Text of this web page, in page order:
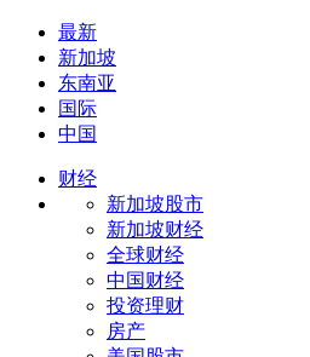
最新
新加坡
东南亚
国际
中国
财经
新加坡股市
新加坡财经
全球财经
中国财经
投资理财
房产